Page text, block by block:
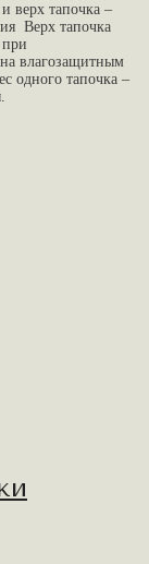
верх тапочка –
Верх тапочка
влагозащитным
одного тапочка –